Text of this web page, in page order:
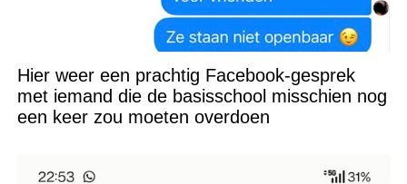
Hier weer een prachtig Facebook-gesprek
met iemand die de basisschool misschien nog
een keer zou moeten overdoen